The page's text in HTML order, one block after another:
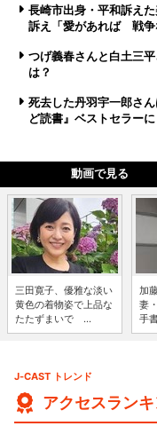
長崎市出身・平和訴え
訴え「愛があれば 戦争
つげ義春さんと白土三
は？
死去した丹羽宇一郎さ
ど読書』ベストセラーに
動画で見る
三田寛子、優雅な淡い
黄色の着物姿で上品な
たたずまいで ...
加
妻
手
J-CAST トレンド
アクセスラン